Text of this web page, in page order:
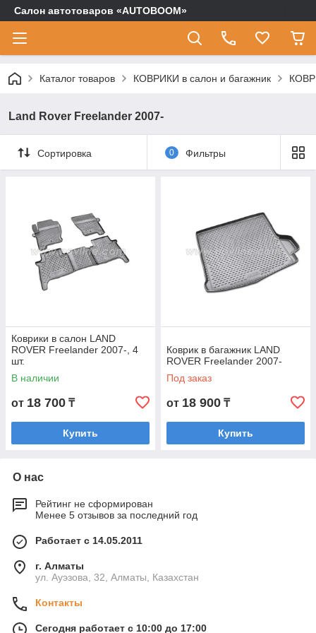
Салон автотоваров «AUTOBOOM»
Каталог товаров КОВРИКИ в салон и багажник
Land Rover Freelander 2007-
Сортировка 0 Фильтры
Коврики в салон LAND
ROVER Freelander 2007-, 4
шт.
В наличии
от 18 700 ₸
Купить
Коврик в багажник LAND
ROVER Freelander 2007-
Под заказ
от 18 900 ₸
Купить
О нас
Рейтинг не сформирован
Менее 5 отзывов за последний год
Работает с 14.05.2011
г. Алматы
ул. Ауэзова, 32, Алматы, Казахстан
Контакты
Сегодня работает с 10:00 до 17:00